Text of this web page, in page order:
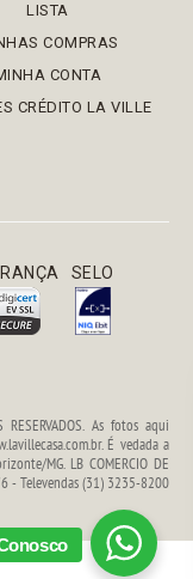
LISTA
COMPRAS
CONTA
CRÉDITO LA VILLE
SELO
As fotos aqui
É vedada a
MG. LB COMERCIO DE
- Televendas (31) 3235-8200